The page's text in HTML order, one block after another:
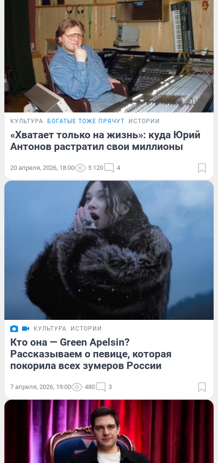
КУЛЬТУРА БОГАТЫЕ ТОЖЕ ПРЯЧУТ ИСТОРИИ
«Хватает только на жизнь»: куда Юрий
Антонов растратил свои миллионы
20 апреля, 2026, 18:00 5 120 4
КУЛЬТУРА ИСТОРИИ
Кто она — Green Apelsin?
Рассказываем о певице, которая
покорила всех зумеров России
7 апреля, 2026, 19:00 480 3